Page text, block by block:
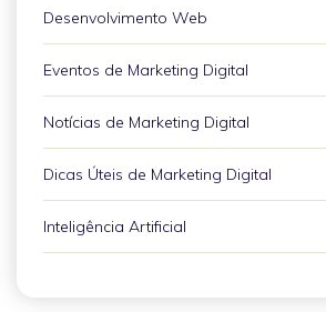
Desenvolvimento Web
Eventos de Marketing Digital
Notícias de Marketing Digital
Dicas Úteis de Marketing Digital
Inteligência Artificial